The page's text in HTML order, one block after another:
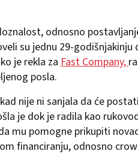
odnosno
su jednu 29-godišnjakinju
je rekla za Fast Company,
posla.
nije ni sanjala da će
je dok je radila kao
mu pomogne prikupiti
financiranju, odnosno